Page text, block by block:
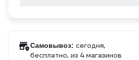
Самовывоз: сегодня,
бесплатно, из 4 магазинов